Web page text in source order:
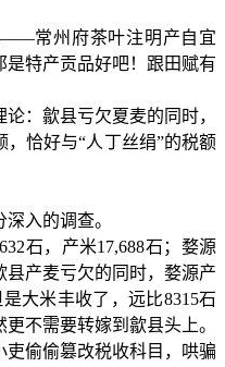
常州府茶叶注明产自宜
特产贡品好吧！跟田赋有
：歙县亏欠夏麦的同时，
恰好与“人丁丝绢”的税额
入的调查。
石，产米17,688石；婺源
县产麦亏欠的同时，婺源产
大米丰收了，远比8315石
不需要转嫁到歙县头上。
偷偷篡改税收科目，哄骗